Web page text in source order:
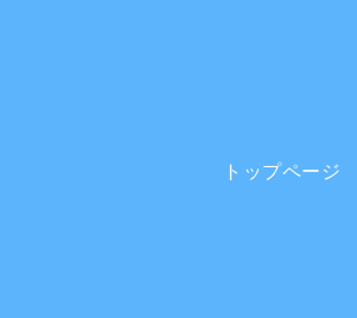
トップページ